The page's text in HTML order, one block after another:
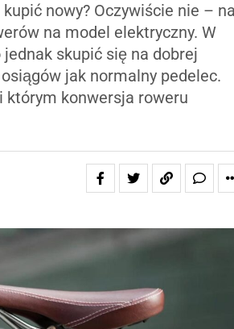
nowy? Oczywiście nie –
na model elektryczny. W
skupić się na dobrej
jak normalny pedelec.
którym konwersja roweru